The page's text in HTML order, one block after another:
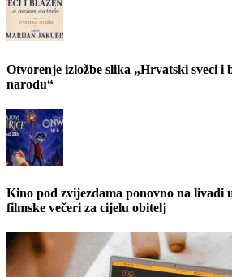
Otvorenje izložbe slika „Hrvatski sveci i
narodu“
Kino pod zvijezdama ponovno na livadi
filmske večeri za cijelu obitelj